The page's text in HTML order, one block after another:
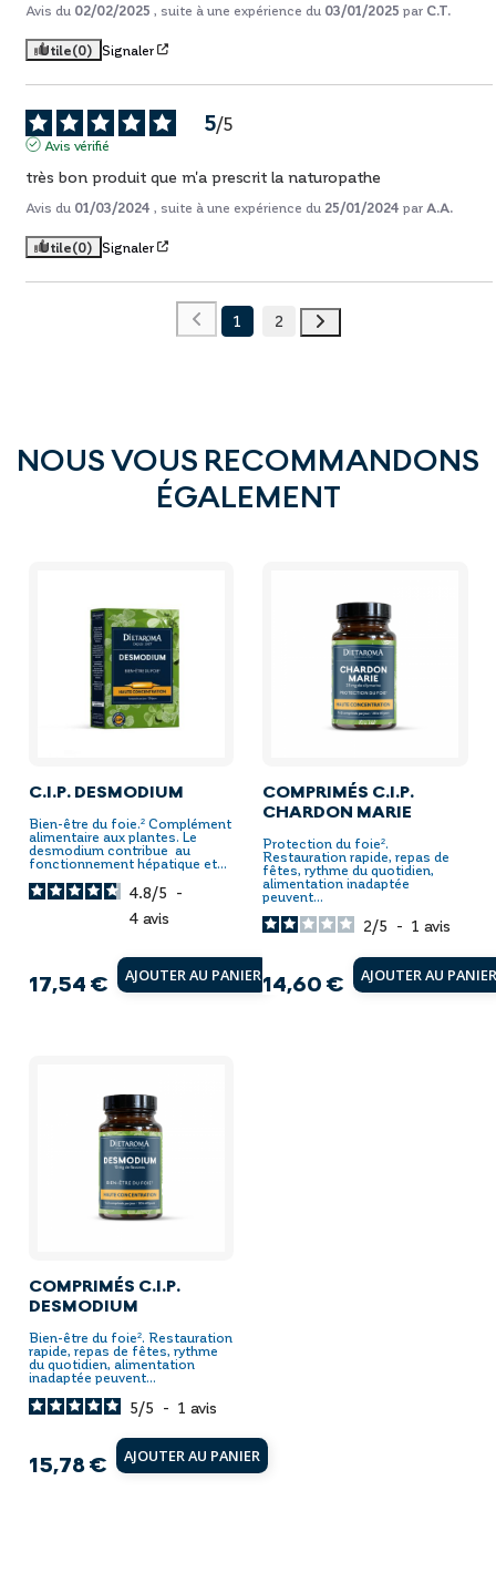
Avis du 02/02/2025 , suite à une expérience du 03/01/2025 par C.T.
Utile(0) Signaler
5/5
Avis vérifié
très bon produit que m'a prescrit la naturopathe
Avis du 01/03/2024 , suite à une expérience du 25/01/2024 par A.A.
Utile(0) Signaler
1 2
NOUS VOUS RECOMMANDONS
ÉGALEMENT
C.I.P. DESMODIUM
Bien-être du foie.² Complément
alimentaire aux plantes. Le
desmodium contribue au
fonctionnement hépatique et...
Prix
17,54 € AJOUTER AU PANIER
4.8/5 -
4 avis
COMPRIMÉS C.I.P.
CHARDON MARIE
Protection du foie².
Restauration rapide, repas de
fêtes, rythme du quotidien,
alimentation inadaptée
peuvent...
Prix
14,60 € AJOUTER AU
2/5 - 1 avis
COMPRIMÉS C.I.P.
DESMODIUM
Bien-être du foie². Restauration
rapide, repas de fêtes, rythme
du quotidien, alimentation
inadaptée peuvent...
Prix
15,78 € AJOUTER AU PANIER
5/5 - 1 avis